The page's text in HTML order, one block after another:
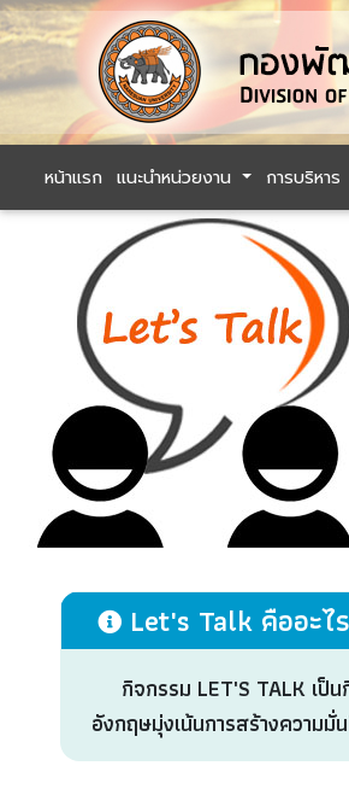
หน้าแรก แนะนำหน่วยงาน การบริหาร
Let's Talk คืออะไ
กิจกรรม LET'S TALK เป็น
อังกฤษมุ่งเน้นการสร้างความมั่